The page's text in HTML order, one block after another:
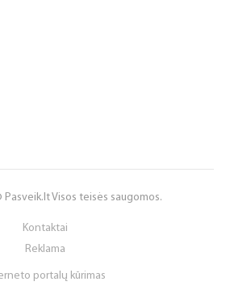
Pasveik.lt Visos teisės saugomos.
Kontaktai
Reklama
portalų kūrimas